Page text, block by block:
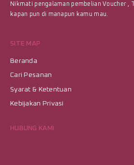
Nikmati pengalaman pembelian Voucher ,
kapan pun di manapun kamu mau.
SITE MAP
Beranda
Cari Pesanan
Syarat & Ketentuan
Kebijakan Privasi
HUBUNG KAMI